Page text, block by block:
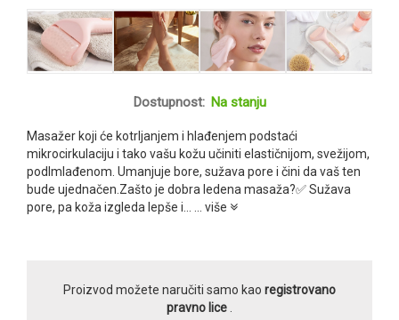
Dostupnost: Na stanju
Masažer koji će kotrljanjem i hlađenjem podstaći
mikrocirkulaciju i tako vašu kožu učiniti elastičnijom, svežijom,
podlmlađenom. Umanjuje bore, sužava pore i čini da vaš ten
bude ujednačen.Zašto je dobra ledena masaža?✅ Sužava
pore, pa koža izgleda lepše i...
... više
Proizvod možete naručiti samo kao registrovano
pravno lice